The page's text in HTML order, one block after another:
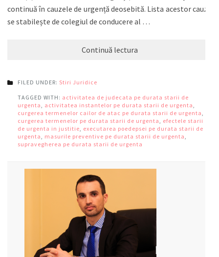
continuă în cauzele de urgență deosebită. Lista acestor cauze
se stabilește de colegiul de conducere al …
Continuă lectura
FILED UNDER: Stiri Juridice
TAGGED WITH: activitatea de judecata pe durata starii de
urgenta, activitatea instantelor pe durata starii de urgenta,
curgerea termenelor cailor de atac pe durata starii de urgenta,
curgerea termenelor pe durata starii de urgenta, efectele starii
de urgenta in justitie, executarea poedepsei pe durata starii de
urgenta, masurile preventive pe durata starii de urgenta,
supravegherea pe durata starii de urgenta